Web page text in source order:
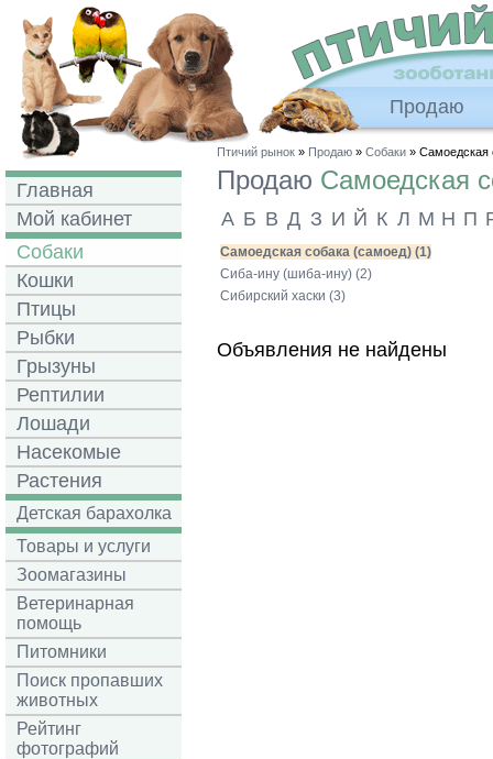
Продаю
Главная
Мой кабинет
Собаки
Кошки
Птицы
Рыбки
Грызуны
Рептилии
Лошади
Насекомые
Растения
Детская барахолка
Товары и услуги
Зоомагазины
Ветеринарная
помощь
Питомники
Поиск пропавших
животных
Рейтинг
фотографий
Птичий рынок » Продаю » Собаки » Самоедская
Продаю Самоедская
А Б В Д З И Й К Л М Н П
Самоедская собака (самоед) (1)
Сиба-ину (шиба-ину) (2)
Сибирский хаски (3)
Объявления не найдены